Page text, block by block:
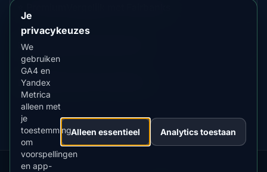
Premiumbestemming
📖 Gids
Gidsinhoud
📖 Gids
Gidsinhoud
Je
privacykeuzes
We
gebruiken
GA4 en
Yandex
Metrica
alleen met
je
toestemming
om
voorspellingen
en app-
Alleen essentieel Analytics toestaan